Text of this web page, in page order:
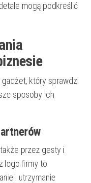
mogą podkreślić
który sprawdzi
sposoby ich
przez gesty i
logo firmy to
i utrzymanie